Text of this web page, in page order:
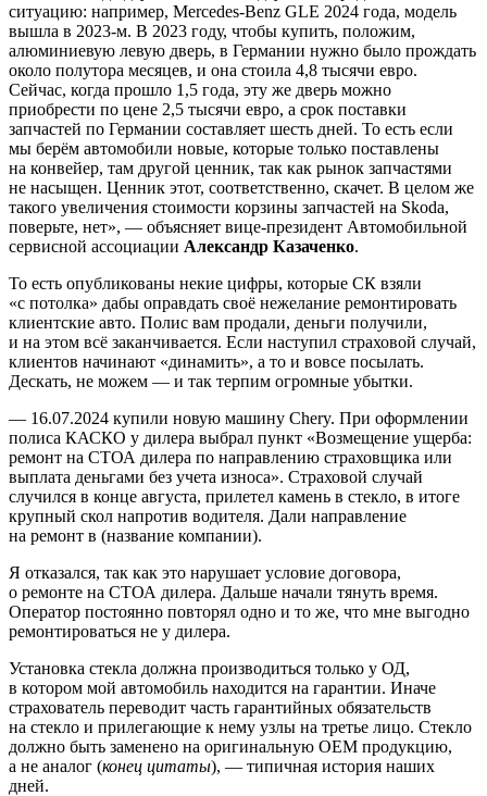
ситуацию: например, Mercedes-Benz GLE 2024 года, модель
вышла в 2023-м. В 2023 году, чтобы купить, положим,
алюминиевую левую дверь, в Германии нужно было прождать
около полутора месяцев, и она стоила 4,8 тысячи евро.
Сейчас, когда прошло 1,5 года, эту же дверь можно
приобрести по цене 2,5 тысячи евро, а срок поставки
запчастей по Германии составляет шесть дней. То есть если
мы берём автомобили новые, которые только поставлены
на конвейер, там другой ценник, так как рынок запчастями
не насыщен. Ценник этот, соответственно, скачет. В целом же
такого увеличения стоимости корзины запчастей на Skoda,
поверьте, нет», — объясняет вице-президент Автомобильной
сервисной ассоциации Александр Казаченко.
То есть опубликованы некие цифры, которые СК взяли
«с потолка» дабы оправдать своё нежелание ремонтировать
клиентские авто. Полис вам продали, деньги получили,
и на этом всё заканчивается. Если наступил страховой случай,
клиентов начинают «динамить», а то и вовсе посылать.
Дескать, не можем — и так терпим огромные убытки.
— 16.07.2024 купили новую машину Chery. При оформлении
полиса КАСКО у дилера выбрал пункт «Возмещение ущерба:
ремонт на СТОА дилера по направлению страховщика или
выплата деньгами без учета износа». Страховой случай
случился в конце августа, прилетел камень в стекло, в итоге
крупный скол напротив водителя. Дали направление
на ремонт в (название компании).
Я отказался, так как это нарушает условие договора,
о ремонте на СТОА дилера. Дальше начали тянуть время.
Оператор постоянно повторял одно и то же, что мне выгодно
ремонтироваться не у дилера.
Установка стекла должна производиться только у ОД,
в котором мой автомобиль находится на гарантии. Иначе
страхователь переводит часть гарантийных обязательств
на стекло и прилегающие к нему узлы на третье лицо. Стекло
должно быть заменено на оригинальную OEM продукцию,
а не аналог (конец цитаты), — типичная история наших
дней.